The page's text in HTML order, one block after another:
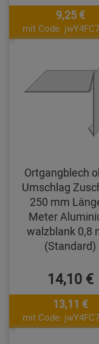
9,25 €
mit Code:
Ortgangblech
Umschlag
250 mm
Meter
walzblank 0,8
(Standard)
14,10 €
13,11 €
mit Code: